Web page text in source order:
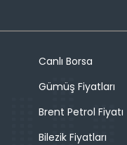
Canlı Borsa
Gümüş Fiyatları
Brent Petrol Fiyatı
Bilezik Fiyatları